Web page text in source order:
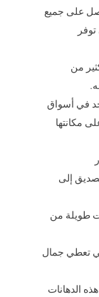
على جميع
توفر
من
في أسواق
مكانتها
إلى
طويلة من
تعطي جمال
الدهانات